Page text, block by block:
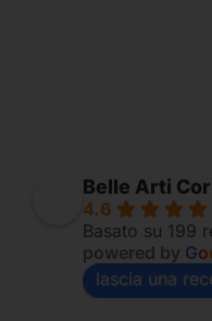
Belle Arti
4.6
Basato su 199
powered by Go
lascia una